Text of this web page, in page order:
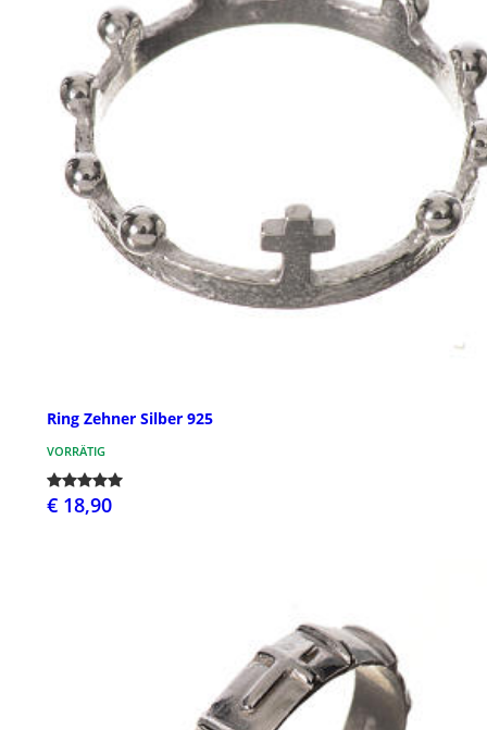
Ring Zehner Silber 925
VORRÄTIG
€ 18,90